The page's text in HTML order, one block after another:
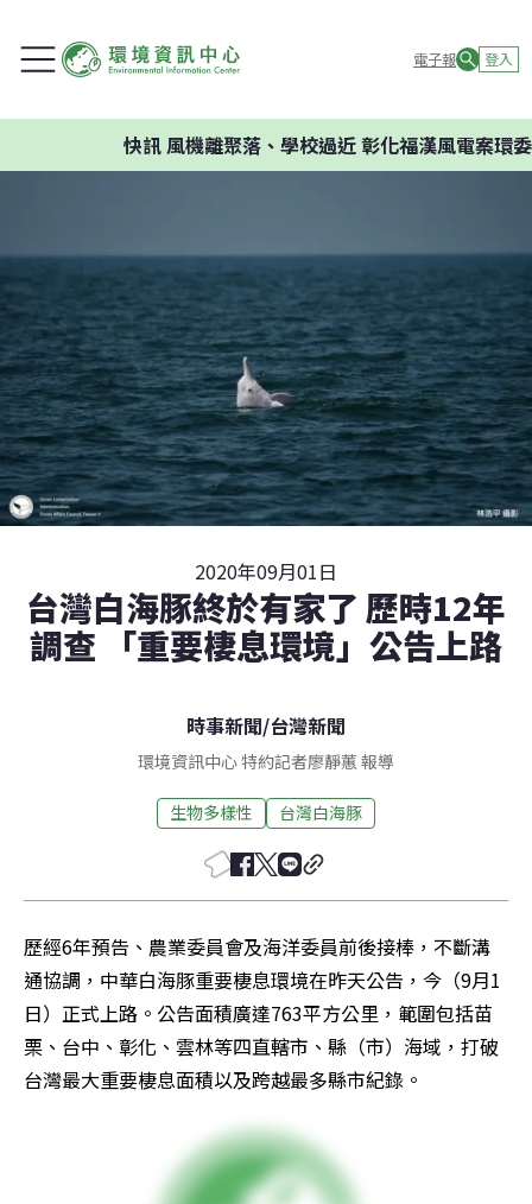
電子報 登入
風機離聚落、學校過近 彰化福漢風電案環委建議不
2020年09月01日
台灣白海豚終於有家了 歷時12年
調查 「重要棲息環境」公告上路
時事新聞/台灣新聞
環境資訊中心 特約記者廖靜蕙 報導
生物多樣性 台灣白海豚
歷經6年預告、農業委員會及海洋委員前後接棒，不斷溝
通協調，中華白海豚重要棲息環境在昨天公告，今（9月1
日）正式上路。公告面積廣達763平方公里，範圍包括苗
栗、台中、彰化、雲林等四直轄市、縣（市）海域，打破
台灣最大重要棲息面積以及跨越最多縣市紀錄。